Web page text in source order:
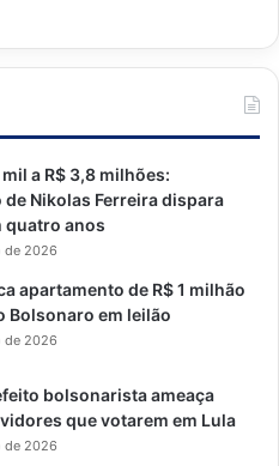
mil a R$ 3,8 milhões:
Nikolas Ferreira dispara
quatro anos
de 2026
apartamento de R$ 1 milhão
Bolsonaro em leilão
de 2026
bolsonarista ameaça
que votarem em Lula
de 2026